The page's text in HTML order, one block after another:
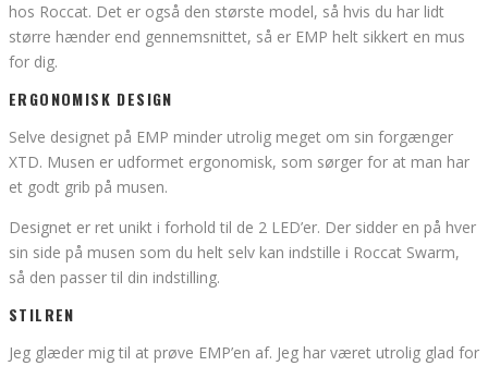
hos Roccat. Det er også den største model, så hvis du har lidt
større hænder end gennemsnittet, så er EMP helt sikkert en mus
for dig.
ERGONOMISK DESIGN
Selve designet på EMP minder utrolig meget om sin forgænger
XTD. Musen er udformet ergonomisk, som sørger for at man har
et godt grib på musen.
Designet er ret unikt i forhold til de 2 LED’er. Der sidder en på hver
sin side på musen som du helt selv kan indstille i Roccat Swarm,
så den passer til din indstilling.
STILREN
Jeg glæder mig til at prøve EMP’en af. Jeg har været utrolig glad for